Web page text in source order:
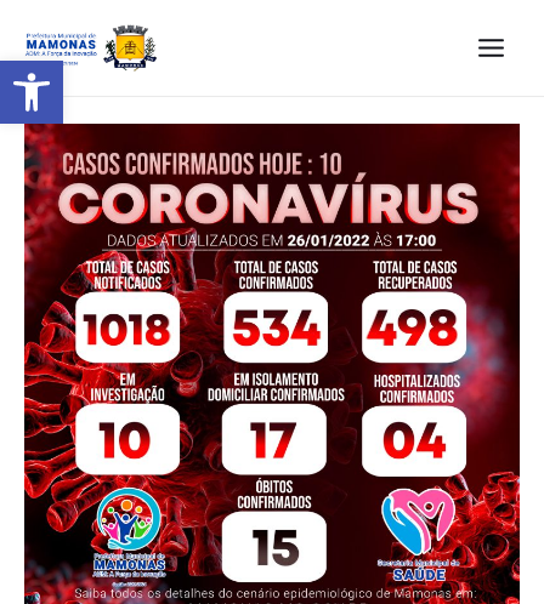
Barra de Ferramentas Aberta